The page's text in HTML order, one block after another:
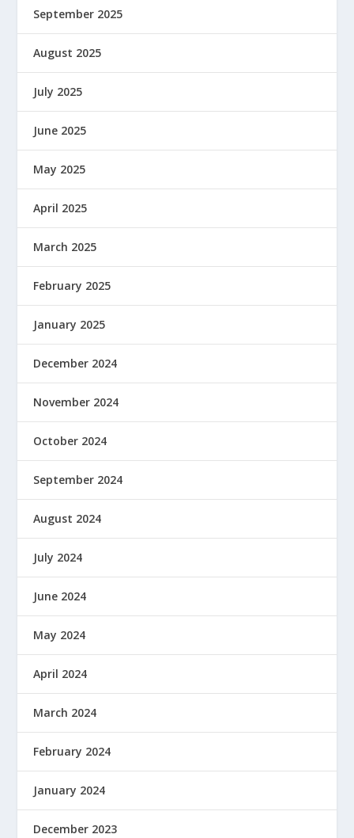
September 2025
August 2025
July 2025
June 2025
May 2025
April 2025
March 2025
February 2025
January 2025
December 2024
November 2024
October 2024
September 2024
August 2024
July 2024
June 2024
May 2024
April 2024
March 2024
February 2024
January 2024
December 2023